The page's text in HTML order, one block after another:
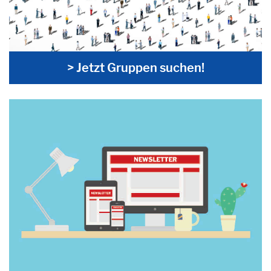
> Jetzt Gruppen suchen!